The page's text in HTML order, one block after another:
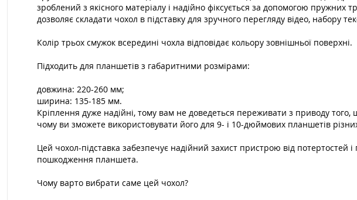
зроблений з якісного матеріалу і надійно фіксується за допомогою пружних
дозволяє складати чохол в підставку для зручного перегляду відео, набору
Колір трьох смужок всередині чохла відповідає кольору зовнішньої поверхні.
Підходить для планшетів з габаритними розмірами:
довжина: 220-260 мм;
ширина: 135-185 мм.
Кріплення дуже надійні, тому вам не доведеться переживати з приводу
чому ви зможете використовувати його для 9- і 10-дюймових планшетів
Цей чохол-підставка забезпечує надійний захист пристрою від
пошкодження планшета.
Чому варто вибрати саме цей чохол?